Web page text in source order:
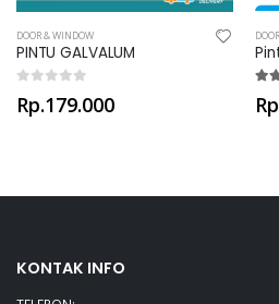
DOOR & WINDOW
PINTU GALVALUM
Rp.179.000
KONTAK INFO